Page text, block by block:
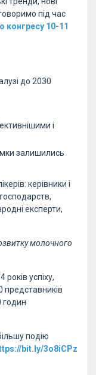
під час
10-11
до 2030
і
залишились
керівники і
експерти,
молочного
успіху,
представників
годин
подію
bit.ly/3o8iCPz